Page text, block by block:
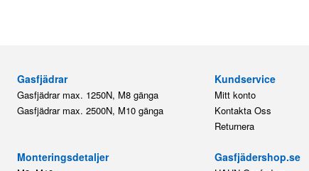
Gasfjädrar
Gasfjädrar max. 1250N, M8 gänga
Gasfjädrar max. 2500N, M10 gänga
Monteringsdetaljer
Kundservice
Mitt konto
Kontakta Oss
Returnera
Gasfjädershop.se